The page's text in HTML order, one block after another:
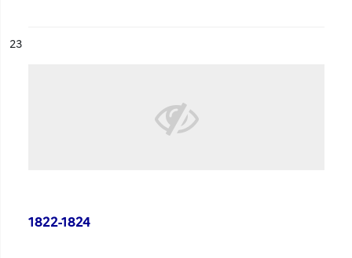
n°
23
1822-1824